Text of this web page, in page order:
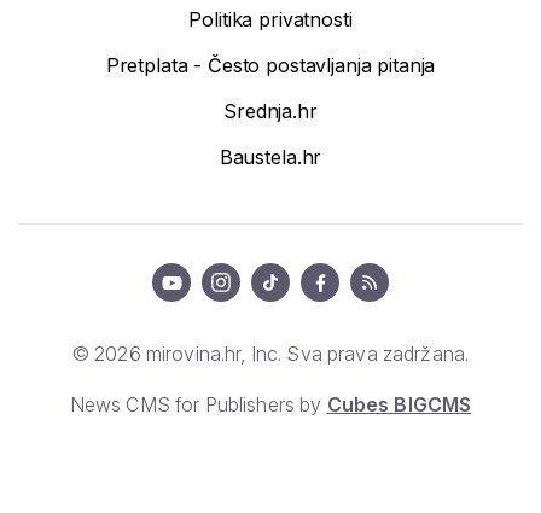
Politika privatnosti
Pretplata - Često postavljanja pitanja
Srednja.hr
Baustela.hr
© 2026 mirovina.hr, Inc. Sva prava zadržana.
News CMS for Publishers by Cubes BIGCMS